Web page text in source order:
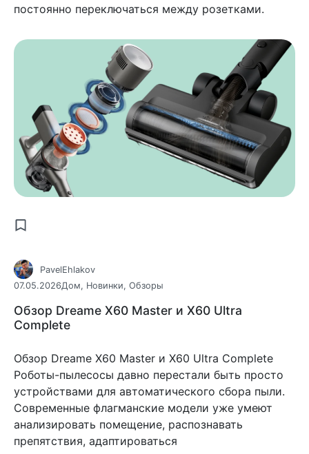
постоянно переключаться между розетками.
PavelEhlakov
07.05.2026Дом, Новинки, Обзоры
Обзор Dreame X60 Master и X60 Ultra
Complete
Обзор Dreame X60 Master и X60 Ultra Complete
Роботы-пылесосы давно перестали быть просто
устройствами для автоматического сбора пыли.
Современные флагманские модели уже умеют
анализировать помещение, распознавать
препятствия, адаптироваться